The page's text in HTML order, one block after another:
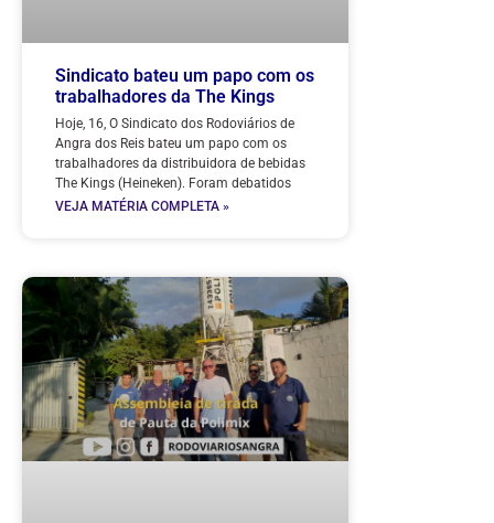
Sindicato bateu um papo com os
trabalhadores da The Kings
Hoje, 16, O Sindicato dos Rodoviários de
Angra dos Reis bateu um papo com os
trabalhadores da distribuidora de bebidas
The Kings (Heineken). Foram debatidos
VEJA MATÉRIA COMPLETA »